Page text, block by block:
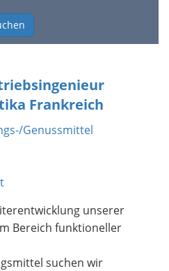
Frankreich
Genussmittel
unserer
Bereich funktioneller
suchen wir